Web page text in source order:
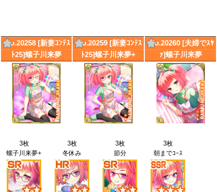
No.20258 [新妻ｺﾝﾃｽ
ﾄ25]螺子川来夢
No.20259 [新妻ｺﾝﾃｽ
ﾄ25]螺子川来夢+
No.20260 [夫婦でｽﾔ
ｧ]螺子川来夢
3枚
螺子川来夢+
3枚
冬休み
3枚
節分
3枚
朝までｺｰｽ